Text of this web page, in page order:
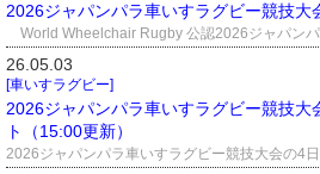
2026ジャパンパラ車いすラグビー競技
26.05.03
[車いすラグビー]
2026ジャパンパラ車いすラグビー競技
ト（15:00更新）